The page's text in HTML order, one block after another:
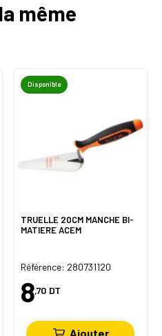
même
Disponible
TRUELLE 20CM MANCHE BI-
MATIERE ACEM
Référence: 280731120
8,70 DT
Ajouter